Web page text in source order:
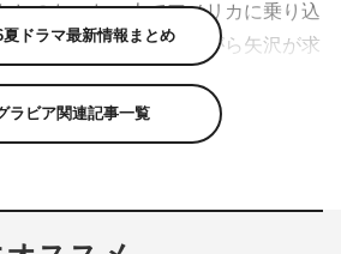
しのたった一人でアメリカに乗り込
シャンたちと対峙しながら矢沢が求
うとしている新曲や、半世紀に及
夏ドラマ最新情報まとめ
ラビア関連記事一覧